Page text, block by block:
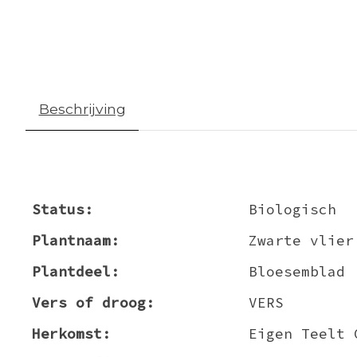
Beschrijving
Status:
Biologisch
Plantnaam:
Zwarte vlier
Plantdeel:
Bloesemblad
Vers of droog:
VERS
Herkomst:
Eigen Teelt